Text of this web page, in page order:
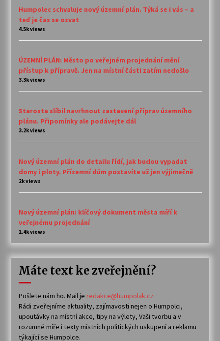
Humpolec schvaluje nový územní plán. Týká se i vás – a
teď je čas se ozvat
4.5k views
ÚZEMNÍ PLÁN: Město po veřejném projednání mění
přístup k přípravě. Jen na místní části zatím nedošlo
3.3k views
Starosta slíbil navrhnout zastavení příprav územního
plánu. Připomínky ale podávejte dál
3.2k views
Nový územní plán do detailu řídí, jak budou vypadat
domy i ploty. Přízemní dům postavíte už jen výjimečně
2k views
Nový územní plán: klíčový dokument města míří k
veřejnému projednání
1.4k views
Máte text ke zveřejnění?
Pošlete nám ho. Mail je redakce@humpolak.cz
Rádi zveřejníme aktuality, zajímavosti nejen o Humpolci,
upoutávky na místní akce, tipy na výlety, Vaši tvorbu a v
rozumné míře i texty místních politických uskupení a reklamu
týkající se Humpolce.